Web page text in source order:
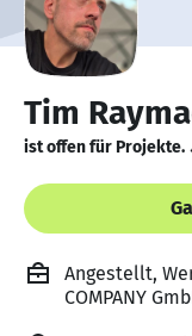
Tim
ist offen für Projekte.
Angestellt,
COMPANY